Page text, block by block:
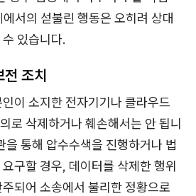
서의 섣불린 행동은 오히려 상대
있습니다.
전 조치
이 소지한 전자기기나 클라우드
로 삭제하거나 훼손해서는 안 됩니
을 통해 압수수색을 진행하거나 법
구할 경우, 데이터를 삭제한 행위
되어 소송에서 불리한 정황으로